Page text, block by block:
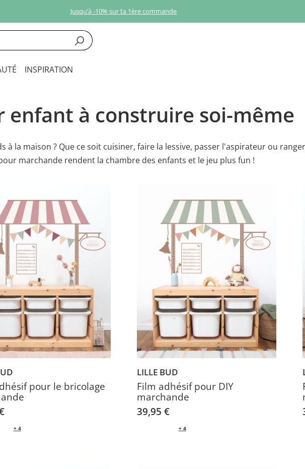
Jusqu’à -10% sur ta 1ère commande
INSPIRATION
enfant à construire soi-même
la maison ? Que ce soit cuisiner, faire la lessive, passer l'aspirateur ou
marchande rendent la chambre des enfants et le jeu plus fun !
pour le bricolage
+ 4
LILLE BUD
Film adhésif pour DIY
marchande
39,95 €
+ 4